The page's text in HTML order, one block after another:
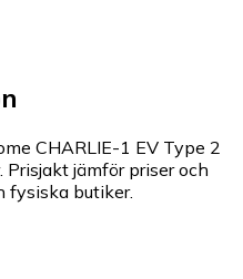
CHARLIE-1 EV Type 2
Prisjakt jämför priser och
fysiska butiker.